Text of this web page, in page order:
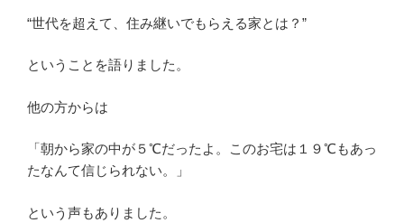
“世代を超えて、住み継いでもらえる家とは？”
ということを語りました。
他の方からは
「朝から家の中が５℃だったよ。このお宅は１９℃もあっ
たなんて信じられない。」
という声もありました。